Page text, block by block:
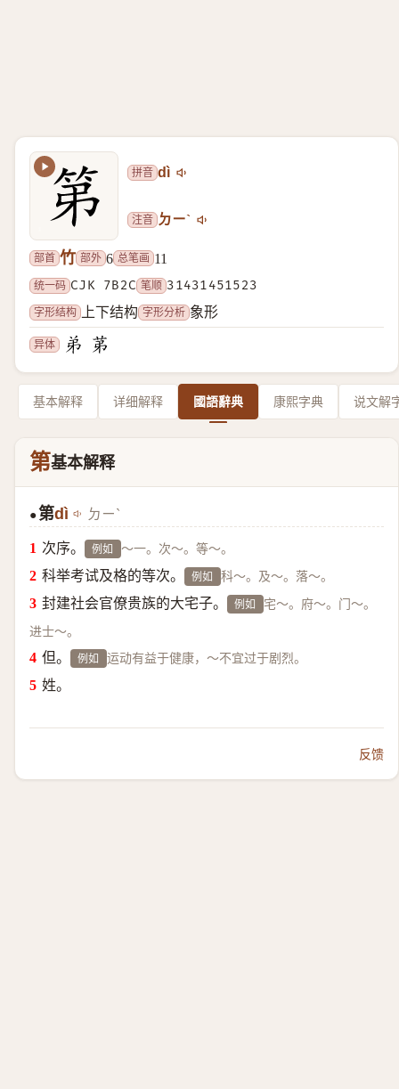
拼音 dì
注音 ㄉㄧˋ
部首 竹 部外 6 总笔画 11
统一码 CJK 7B2C 笔顺 31431451523
字形结构
上下结构 字形分析 象形
异体
基本解释 详细解释 國語辭典 康熙字典 说文解
第基本解释
●第dì ㄉㄧˋ
次序。 例如 ～一。次～。等～。
科举考试及格的等次。 例如 科～。及～。落～。
封建社会官僚贵族的大宅子。 例如 宅～。府～。门～。
进士～。
但。 例如 运动有益于健康，～不宜过于剧烈。
姓。
反馈